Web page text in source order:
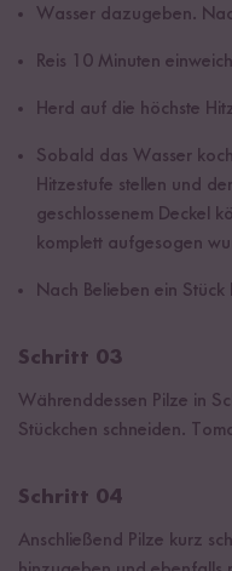
Wasser dazugeben.
Reis 10 Minuten
Herd auf die höchste
Sobald das Wasser
Hitzestufe stellen und
geschlossenem Deckel
komplett aufgesogen
Nach Belieben ein
Schritt 03
Währenddessen Pilze in
Stückchen schneiden.
Schritt 04
Anschließend Pilze kurz